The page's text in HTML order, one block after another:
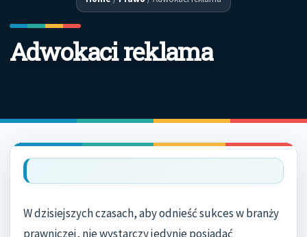
Adwokaci reklama
W dzisiejszych czasach, aby odnieść sukces w branży
prawniczej, nie wystarczy jedynie posiadać